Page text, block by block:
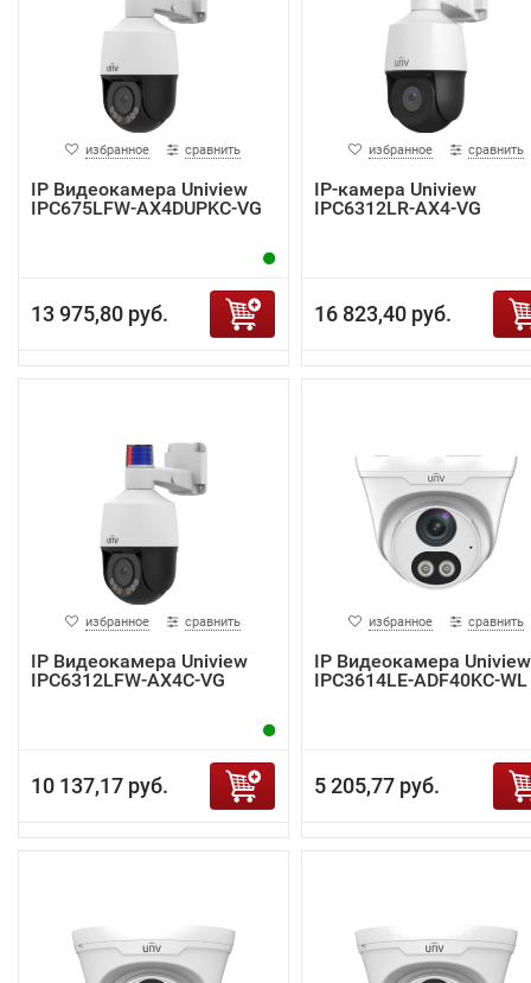
избранное сравнить
IP Видеокамера Uniview
IPC675LFW-AX4DUPKC-VG
13 975,80 руб.
избранное сравнить
IP-камера Uniview
IPC6312LR-AX4-VG
16 823,40 руб.
избранное сравнить
IP Видеокамера Uniview
IPC6312LFW-AX4C-VG
10 137,17 руб.
избранное сравнить
IP Видеокамера Uniview
IPC3614LE-ADF40KC-WL
5 205,77 руб.